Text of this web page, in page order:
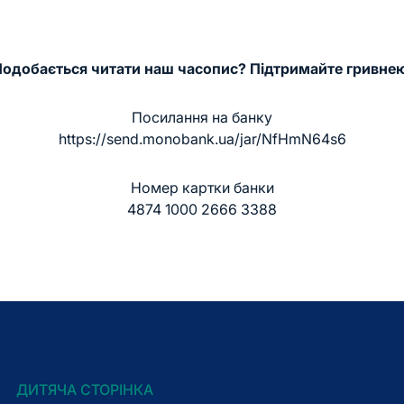
читати наш часопис? Підтримайте
Посилання на банку
https://send.monobank.ua/jar/NfHmN64s6
Номер картки банки
4874 1000 2666 3388
ДИТЯЧА СТОРІНКА